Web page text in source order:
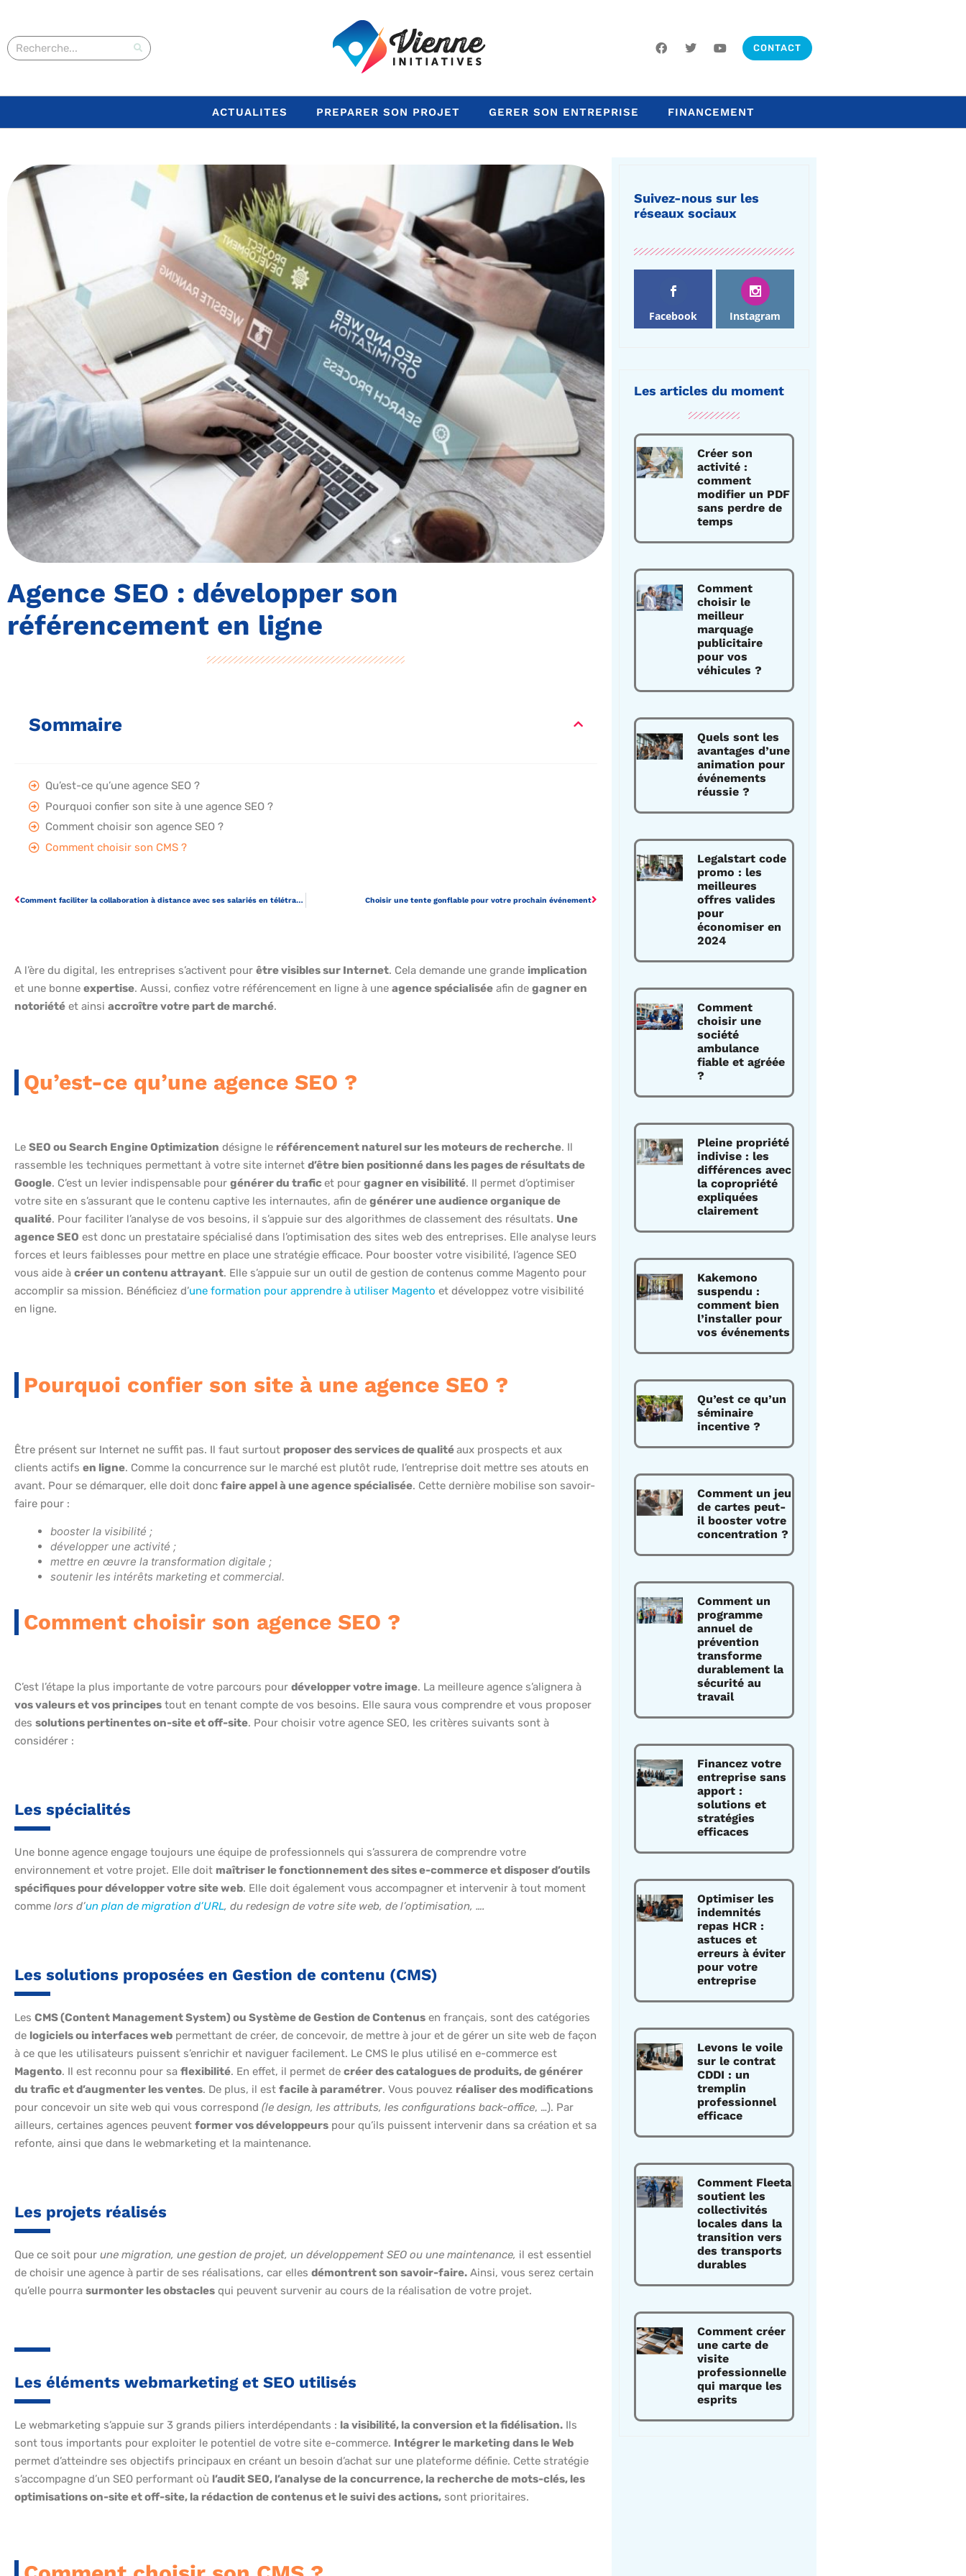
CONTACT
ACTUALITES PREPARER SON PROJET GERER SON ENTREPRISE FINANCEMENT
Agence SEO : développer son
référencement en ligne
Sommaire
Qu’est-ce qu’une agence SEO ?
Pourquoi confier son site à une agence SEO ?
Comment choisir son agence SEO ?
Comment choisir son CMS ?
Comment faciliter la collaboration à distance avec ses salariés en télétravail ? Choisir une tente gonflable pour votre prochain événement
A l’ère du digital, les entreprises s’activent pour être visibles sur Internet. Cela demande une grande implication
et une bonne expertise. Aussi, confiez votre référencement en ligne à une agence spécialisée afin de gagner en
notoriété et ainsi accroître votre part de marché.
Qu’est-ce qu’une agence SEO ?
Le SEO ou Search Engine Optimization désigne le référencement naturel sur les moteurs de recherche. Il
rassemble les techniques permettant à votre site internet d’être bien positionné dans les pages de résultats de
Google. C’est un levier indispensable pour générer du traficet pour gagner en visibilité. Il permet d’optimiser
votre site en s’assurant que le contenu captive les internautes, afin de générer une audience organique de
qualité. Pour faciliter l’analyse de vos besoins, il s’appuie sur des algorithmes de classement des résultats. Une
agence SEO est donc un prestataire spécialisé dans l’optimisation des sites web des entreprises. Elle analyse leurs
forces et leurs faiblesses pour mettre en place une stratégie efficace. Pour booster votre visibilité, l’agence SEO
vous aide à créer un contenu attrayant. Elle s’appuie sur un outil de gestion de contenus comme Magento pour
accomplir sa mission. Bénéficiez d’une formation pour apprendre à utiliser Magento et développez votre visibilité
en ligne.
Pourquoi confier son site à une agence SEO ?
Être présent sur Internet ne suffit pas. Il faut surtout proposer des services de qualitéaux prospects et aux
clients actifs en ligne. Comme la concurrence sur le marché est plutôt rude, l’entreprise doit mettre ses atouts en
avant. Pour se démarquer, elle doit donc faire appel à une agence spécialisée. Cette dernière mobilise son savoir-
faire pour :
booster la visibilité ;
développer une activité ;
mettre en œuvre la transformation digitale ;
soutenir les intérêts marketing et commercial.
Comment choisir son agence SEO ?
C’est l’étape la plus importante de votre parcours pour développer votre image. La meilleure agence s’alignera à
vos valeurs et vos principes tout en tenant compte de vos besoins. Elle saura vous comprendre et vous proposer
des solutions pertinentes on-site et off-site. Pour choisir votre agence SEO, les critères suivants sont à
considérer :
Les spécialités
Une bonne agence engage toujours une équipe de professionnels qui s’assurera de comprendre votre
environnement et votre projet. Elle doit maîtriser le fonctionnement des sites e-commerce et disposer d’outils
spécifiques pour développer votre site web. Elle doit également vous accompagner et intervenir à tout moment
comme lors d’un plan de migration d’URL, du redesign de votre site web, de l’optimisation, ….
Les solutions proposées en Gestion de contenu (CMS)
Les CMS (Content Management System) ou Système de Gestion de Contenus en français, sont des catégories
de logiciels ou interfaces web permettant de créer, de concevoir, de mettre à jour et de gérer un site web de façon
à ce que les utilisateurs puissent s’enrichir et naviguer facilement. Le CMS le plus utilisé en e-commerce est
Magento. Il est reconnu pour sa flexibilité. En effet, il permet de créer des catalogues de produits, de générer
du trafic et d’augmenter les ventes. De plus, il est facile à paramétrer. Vous pouvez réaliser des modifications
pour concevoir un site web qui vous correspond (le design, les attributs, les configurations back-office, …). Par
ailleurs, certaines agences peuvent former vos développeurs pour qu’ils puissent intervenir dans sa création et sa
refonte, ainsi que dans le webmarketing et la maintenance.
Les projets réalisés
Que ce soit pour une migration, une gestion de projet, un développement SEO ou une maintenance, il est essentiel
de choisir une agence à partir de ses réalisations, car elles démontrent son savoir-faire. Ainsi, vous serez certain
qu’elle pourra surmonter les obstacles qui peuvent survenir au cours de la réalisation de votre projet.
Les éléments webmarketing et SEO utilisés
Le webmarketing s’appuie sur 3 grands piliers interdépendants : la visibilité, la conversion et la fidélisation. Ils
sont tous importants pour exploiter le potentiel de votre site e-commerce. Intégrer le marketing dans le Web
permet d’atteindre ses objectifs principaux en créant un besoin d’achat sur une plateforme définie. Cette stratégie
s’accompagne d’un SEO performant où l’audit SEO, l’analyse de la concurrence, la recherche de mots-clés, les
optimisations on-site et off-site, la rédaction de contenus et le suivi des actions, sont prioritaires.
Suivez-nous sur les
réseaux sociaux
Facebook Instagram
Les articles du moment
Créer son
activité :
comment
modifier un PDF
sans perdre de
temps
Comment
choisir le
meilleur
marquage
publicitaire
pour vos
véhicules ?
Quels sont les
avantages d’une
animation pour
événements
réussie ?
Legalstart code
promo : les
meilleures
offres valides
pour
économiser en
2024
Comment
choisir une
société
ambulance
fiable et agréée
?
Pleine propriété
indivise : les
différences avec
la copropriété
expliquées
clairement
Kakemono
suspendu :
comment bien
l’installer pour
vos événements
Qu’est ce qu’un
séminaire
incentive ?
Comment un jeu
de cartes peut-
il booster votre
concentration ?
Comment un
programme
annuel de
prévention
transforme
durablement la
sécurité au
travail
Financez votre
entreprise sans
apport :
solutions et
stratégies
efficaces
Optimiser les
indemnités
repas HCR :
astuces et
erreurs à éviter
pour votre
entreprise
Levons le voile
sur le contrat
CDDI : un
tremplin
professionnel
efficace
Comment Fleeta
soutient les
collectivités
locales dans la
transition vers
des transports
durables
Comment créer
une carte de
visite
professionnelle
qui marque les
esprits